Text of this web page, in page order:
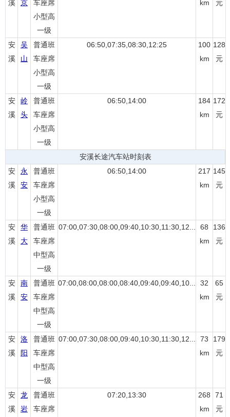
溪
京
车座席
小型高
一级
km
元
安
溪
吴
山
普通班
车座席
小型高
一级
06:50,07:35,08:30,12:25
100
km
128
元
安
溪
岭
头
普通班
车座席
小型高
一级
06:50,14:00
184
km
172
元
安溪长途汽车站时刻表
安
溪
永
安
普通班
车座席
小型高
一级
06:50,14:00
217
km
145
元
安
溪
华
大
普通班
车座席
中型高
一级
07:00,07:30,08:00,09:40,10:30,11:30,12...
68
km
136
元
安
溪
南
安
普通班
车座席
中型高
一级
07:00,08:00,08:00,08:40,09:40,09:40,10...
32
km
65
元
安
溪
洛
阳
普通班
车座席
中型高
一级
07:00,07:30,08:00,09:40,10:30,11:30,12...
73
km
179
元
安
溪
龙
岩
普通班
车座席
07:20,13:30
268
km
71
元